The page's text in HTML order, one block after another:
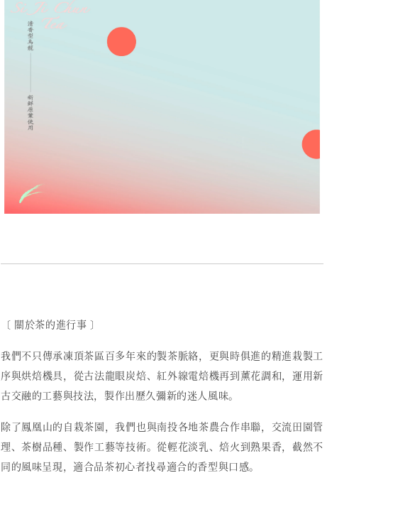
〔 關於茶的進行事 〕
我們不只傳承凍頂茶區百多年來的製茶脈絡，更與時俱進的精進栽製工
序與烘焙機具，從古法龍眼炭焙、紅外線電焙機再到薰花調和，運用新
古交融的工藝與技法，製作出歷久彌新的迷人風味。
除了鳳凰山的自栽茶園，我們也與南投各地茶農合作串聯，交流田園管
理、茶樹品種、製作工藝等技術。從輕花淡乳、焙火到熟果香，截然不
同的風味呈現，適合品茶初心者找尋適合的香型與口感。